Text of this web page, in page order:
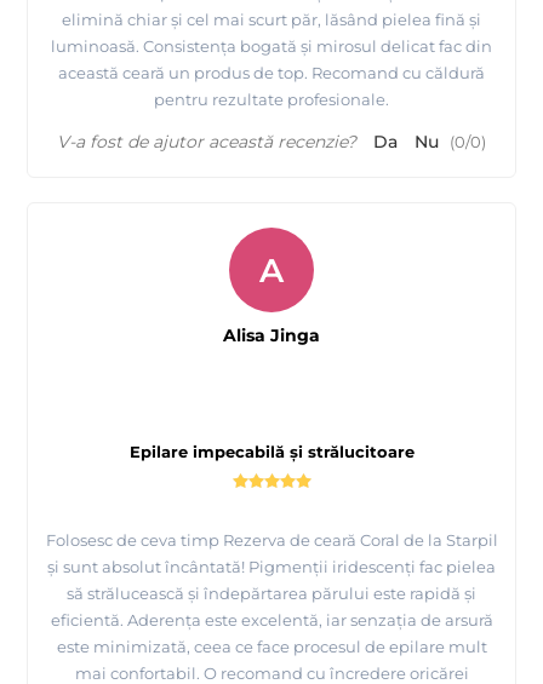
elimină chiar și cel mai scurt păr, lăsând pielea fină și
luminoasă. Consistența bogată și mirosul delicat fac din
această ceară un produs de top. Recomand cu căldură
pentru rezultate profesionale.
V-a fost de ajutor această recenzie? Da Nu (0/0)
Epilare impecabilă și strălucitoare
Folosesc de ceva timp Rezerva de ceară Coral de la Starpil
și sunt absolut încântată! Pigmenții iridescenți fac pielea
să strălucească și îndepărtarea părului este rapidă și
eficientă. Aderența este excelentă, iar senzația de arsură
este minimizată, ceea ce face procesul de epilare mult
mai confortabil. O recomand cu încredere oricărei
A
Alisa Jinga